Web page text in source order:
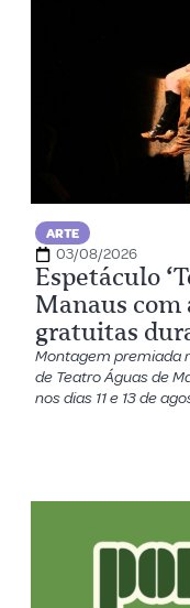
ARTE
03/08/2026
Espetáculo
Manaus com
gratuitas
Montagem premiada
de Teatro Águas de
nos dias 11 e 13 de